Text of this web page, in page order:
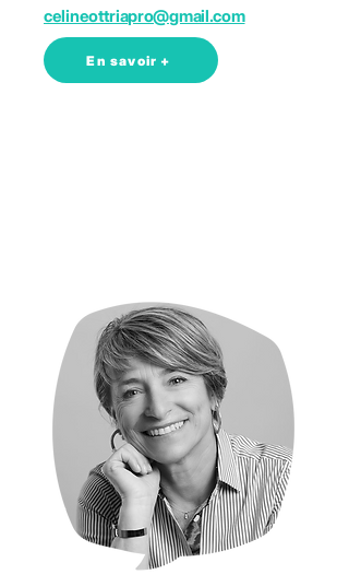
celineottriapro@gmail.com
En savoir +